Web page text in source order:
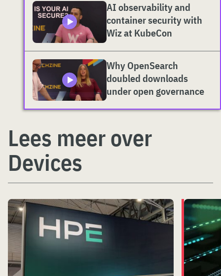
AI observability and
container security with
Wiz at KubeCon
Why OpenSearch
doubled downloads
under open governance
Lees meer over
Devices